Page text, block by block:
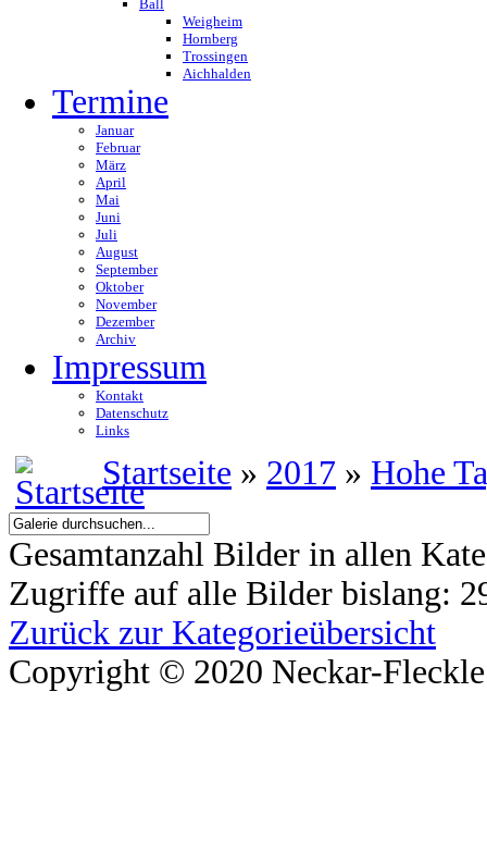
Ball
Weigheim
Hornberg
Trossingen
Aichhalden
Termine
Januar
Februar
März
April
Mai
Juni
Juli
August
September
Oktober
November
Dezember
Archiv
Impressum
Kontakt
Datenschutz
Links
Startseite » 2017 » Hohe
Gesamtanzahl Bilder in allen
Zugriffe auf alle Bilder bislang:
Zurück zur Kategorieübersicht
Copyright © 2020 Neckar-